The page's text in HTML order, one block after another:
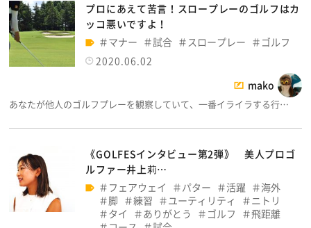
プロにあえて苦言！スロープレーのゴルフはカ
ッコ悪いですよ！
マナー
試合 スロープレー
ゴルフ
2020.06.02
mako
あなたが他人のゴルフプレーを観察していて、一番イライラする行…
《GOLFESインタビュー第2弾》 美人プロゴ
ルファー井上莉…
フェアウェイ
パター 活躍
海外
脚
練習 ユーティリティ
ニトリ
タイ
ありがとう ゴルフ
飛距離